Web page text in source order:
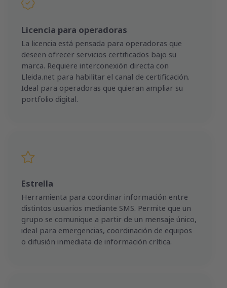
Licencia para operadoras
La licencia está pensada para operadoras que
deseen ofrecer servicios certificados bajo su
marca. Requiere interconexión directa con
Lleida.net para habilitar el canal de certificación.
Ideal para operadoras que quieran ampliar su
portfolio digital.
Estrella
Herramienta para coordinar información entre
distintos usuarios mediante SMS. Permite que un
grupo se comunique a partir de un mensaje único,
ideal para emergencias, coordinación de equipos
o difusión inmediata de información crítica.